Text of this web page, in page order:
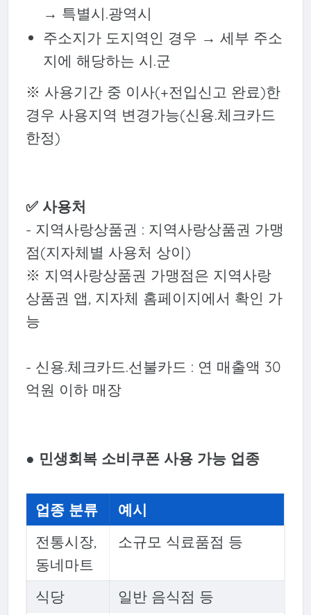
→ 특별시.광역시
주소지가 도지역인 경우 → 세부 주소
지에 해당하는 시.군
※ 사용기간 중 이사(+전입신고 완료)한
경우 사용지역 변경가능(신용.체크카드
한정)
✅ 사용처
- 지역사랑상품권 : 지역사랑상품권 가맹
점(지자체별 사용처 상이)
※ 지역사랑상품권 가맹점은 지역사랑
상품권 앱, 지자체 홈페이지에서 확인 가
능
- 신용.체크카드.선불카드 : 연 매출액 30
억원 이하 매장
● 민생회복 소비쿠폰 사용 가능 업종
업종 분류
예시
전통시장,
동네마트
소규모 식료품점 등
식당
일반 음식점 등